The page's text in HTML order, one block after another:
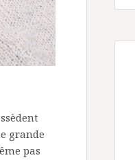
grande
pas